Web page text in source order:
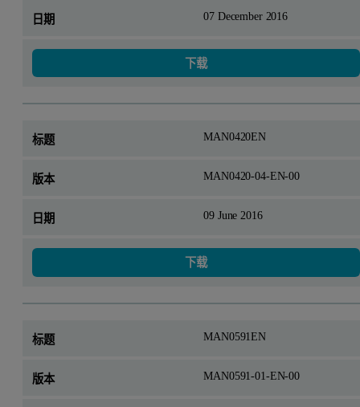
07 December 2016
下载
MAN0420EN
MAN0420-04-EN-00
09 June 2016
下载
MAN0591EN
MAN0591-01-EN-00